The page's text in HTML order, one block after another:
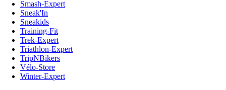
Smash-Expert
Sneak'In
Sneakids
Training-Fit
Trek-Expert
Triathlon-Expert
TripNBikers
Vélo-Store
Winter-Expert